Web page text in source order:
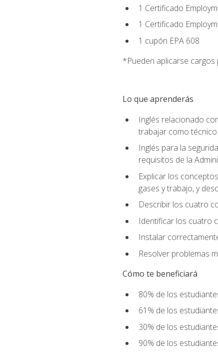
1 Certificado
1 Certificado
1 cupón EPA 608
*Pueden aplicarse cargos
Lo que aprenderás
Inglés relacionado
trabajar como técnico
Inglés para la
requisitos de la
Explicar los
gases y trabajo, y
Describir los cuatro
Identificar los cuatro
Instalar
Resolver problemas
Cómo te beneficiará
80% de los
61% de los
30% de los
90% de los